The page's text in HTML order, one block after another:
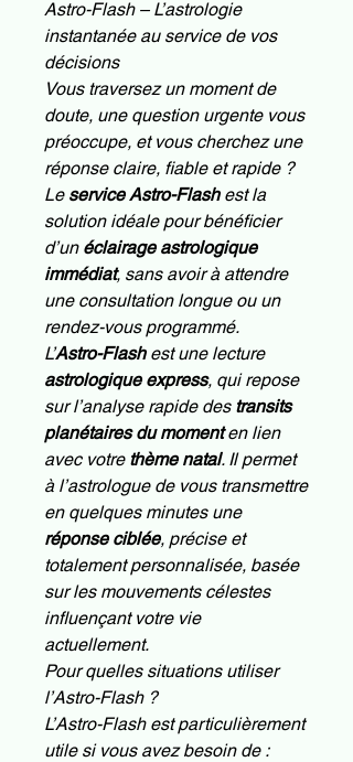
Astro-Flash – L’astrologie
instantanée au service de vos
décisions
Vous traversez un moment de
doute, une question urgente vous
préoccupe, et vous cherchez une
réponse claire, fiable et rapide ?
Le service Astro-Flashest la
solution idéale pour bénéficier
d’un éclairage astrologique
immédiat, sans avoir à attendre
une consultation longue ou un
rendez-vous programmé.
L’Astro-Flashest une lecture
astrologique express, qui repose
sur l’analyse rapide des transits
planétaires du momenten lien
avec votre thème natal. Il permet
à l’astrologue de vous transmettre
en quelques minutes une
réponse ciblée, précise et
totalement personnalisée, basée
sur les mouvements célestes
influençant votre vie
actuellement.
Pour quelles situations utiliser
l’Astro-Flash ?
L’Astro-Flash est particulièrement
utile si vous avez besoin de :